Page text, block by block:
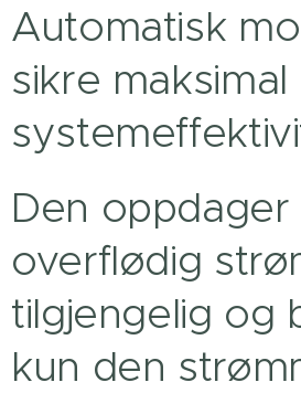
Automatisk
sikre maksimal
Den oppdager
overflødig
tilgjengelig og
kun den